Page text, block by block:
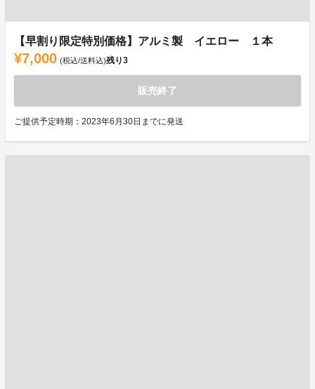
【早割り限定特別価格】アルミ製 イエロー １本
¥7,000 (税込/送料込)残り3
販売終了
ご提供予定時期：2023年6月30日までに発送